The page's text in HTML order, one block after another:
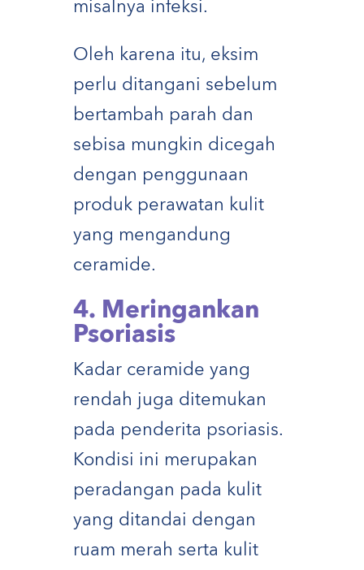
misalnya infeksi.
Oleh karena itu, eksim
perlu ditangani sebelum
bertambah parah dan
sebisa mungkin dicegah
dengan penggunaan
produk perawatan kulit
yang mengandung
ceramide.
4. Meringankan
Psoriasis
Kadar ceramide yang
rendah juga ditemukan
pada penderita psoriasis.
Kondisi ini merupakan
peradangan pada kulit
yang ditandai dengan
ruam merah serta kulit